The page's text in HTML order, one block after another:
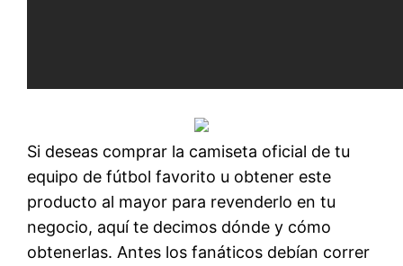
Si deseas comprar la camiseta oficial de tu
equipo de fútbol favorito u obtener este
producto al mayor para revenderlo en tu
negocio, aquí te decimos dónde y cómo
obtenerlas. Antes los fanáticos debían correr